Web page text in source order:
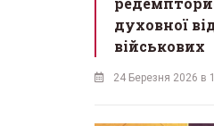
духовної
військових
24 Березня 2026 в